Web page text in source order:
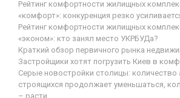
Рейтинг комфортности жилищных
«комфорт»: конкуренция резко
Рейтинг комфортности жилищных
«эконом»: кто занял место УКРБУДа?
Краткий обзор первичного рынка
Застройщики хотят погрузить Киев в
Серые новостройки столицы: количество
строящихся продолжает уменьшаться,
– расти